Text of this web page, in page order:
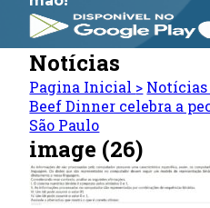
Notícias
Pagina Inicial > Notícias
Beef Dinner celebra a
São Paulo
image (26)